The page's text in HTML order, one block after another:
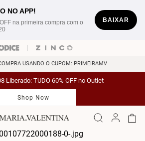
NO APP!
na primeira compra com o
BAIXAR
USANDO O CUPOM: PRIMEIRAMV
Liberado: TUDO 60% OFF no Outlet
Shop Now